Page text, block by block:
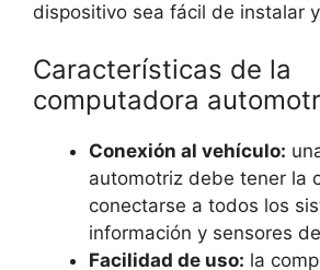
dispositivo sea fácil de instalar
Características de la
computadora
Conexión al vehículo:
automotriz debe tener la
conectarse a todos los
información y sensores
Facilidad de uso: la